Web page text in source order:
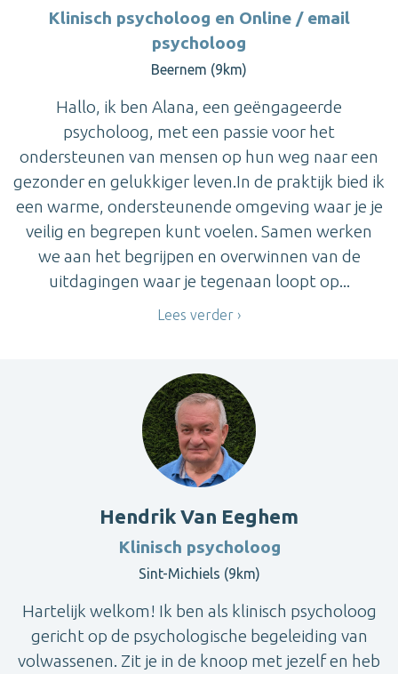
Klinisch psycholoog en Online / email
psycholoog
Beernem (9km)
Hallo, ik ben Alana, een geëngageerde
psycholoog, met een passie voor het
ondersteunen van mensen op hun weg naar een
gezonder en gelukkiger leven.In de praktijk bied ik
een warme, ondersteunende omgeving waar je je
veilig en begrepen kunt voelen. Samen werken
we aan het begrijpen en overwinnen van de
uitdagingen waar je tegenaan loopt op...
Lees verder
Hendrik Van Eeghem
Klinisch psycholoog
Sint-Michiels (9km)
Hartelijk welkom! Ik ben als klinisch psycholoog
gericht op de psychologische begeleiding van
volwassenen. Zit je in de knoop met jezelf en heb